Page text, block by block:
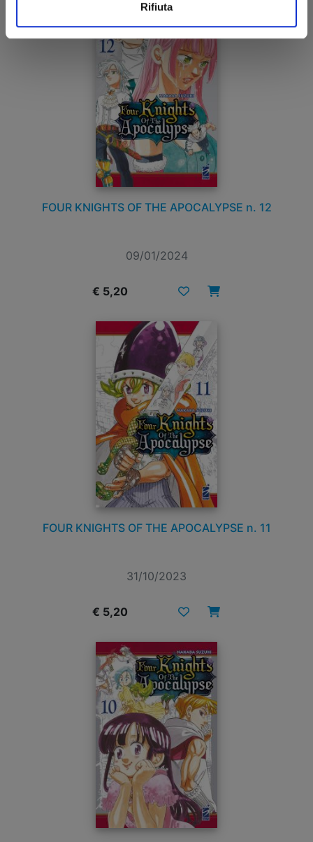
Rifiuta
FOUR KNIGHTS OF THE APOCALYPSE n. 12
09/01/2024
€ 5,20
FOUR KNIGHTS OF THE APOCALYPSE n. 11
31/10/2023
€ 5,20